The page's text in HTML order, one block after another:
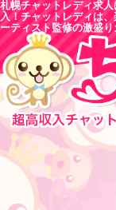
札幌チャットレディ求
入！チャットレディは
ーティスト監修の激盛